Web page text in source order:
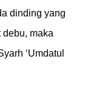
dinding yang
debu, maka
‘Umdatul